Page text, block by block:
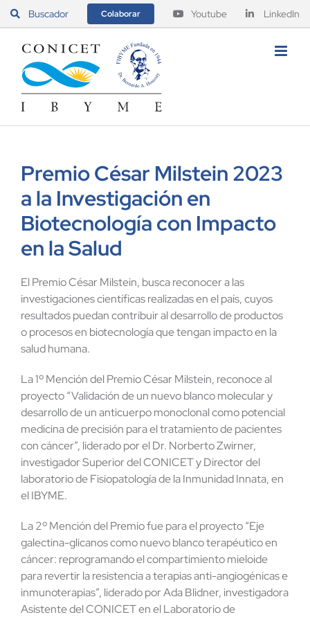
Saltar
contenido
Buscador Colaborar Youtube LinkedIn
Premio César Milstein 2023
a la Investigación en
Biotecnología con Impacto
en la Salud
El Premio César Milstein, busca reconocer a las
investigaciones científicas realizadas en el país, cuyos
resultados puedan contribuir al desarrollo de productos
o procesos en biotecnología que tengan impacto en la
salud humana.
La 1º Mención del Premio César Milstein, reconoce al
proyecto “Validación de un nuevo blanco molecular y
desarrollo de un anticuerpo monoclonal como potencial
medicina de precisión para el tratamiento de pacientes
con cáncer”, liderado por el Dr. Norberto Zwirner,
investigador Superior del CONICET y Director del
laboratorio de Fisiopatología de la Inmunidad Innata, en
el IBYME.
La 2º Mención del Premio fue para el proyecto “Eje
galectina-glicanos como nuevo blanco terapéutico en
cáncer: reprogramando el compartimiento mieloide
para revertir la resistencia a terapias anti-angiogénicas e
inmunoterapias”, liderado por Ada Blidner, investigadora
Asistente del CONICET en el Laboratorio de